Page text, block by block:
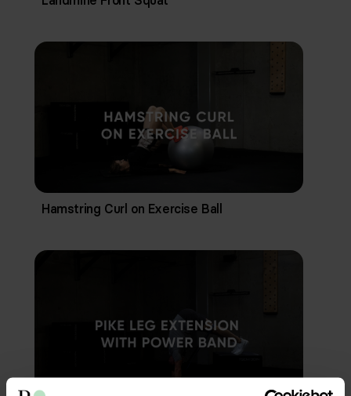
Hamstring Curl on Exercise Ball